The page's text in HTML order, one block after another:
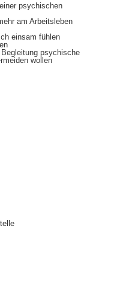
psychischen
am Arbeitsleben
einsam fühlen
psychische
wollen